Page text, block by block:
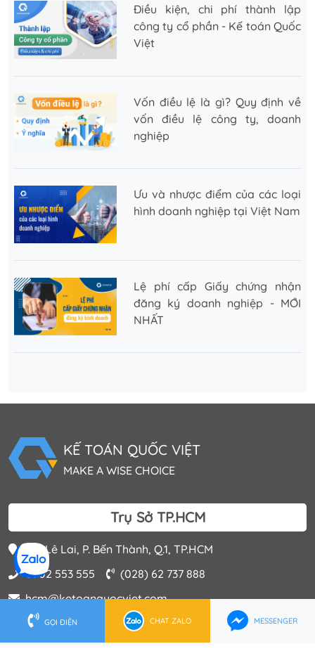
Điều kiện, chi phí thành lập
công ty cổ phần - Kế toán Quốc
Việt
Vốn điều lệ là gì? Quy định về
vốn điều lệ công ty, doanh
nghiệp
Ưu và nhược điểm của các loại
hình doanh nghiệp tại Việt Nam
Lệ phí cấp Giấy chứng nhận
đăng ký doanh nghiệp - MỚI
NHẤT
KẾ TOÁN QUỐC VIỆT
MAKE A WISE CHOICE
Trụ Sở TP.HCM
202 Lê Lai, P. Bến Thành, Q.1, TP.HCM
0902 553 555
(028) 62 737 888
hcm@ketoanquocviet.com
Trụ Sở Hà Nội
GỌI ĐIỆN CHAT ZALO MESSENGER